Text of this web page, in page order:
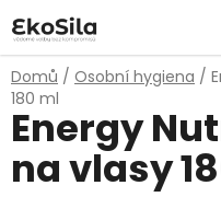
na
obsah
Domů / Osobní hygiena /
180 ml
Energy
na vlasy